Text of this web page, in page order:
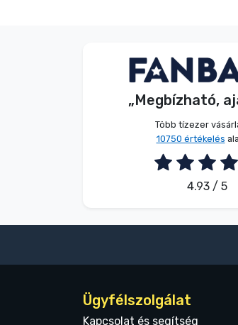
„Megbízható,
Több tízezer
10750 értékelés
4.93 / 5
Név
2026.
Ügyfélszolgálat
Kapcsolat és segítség